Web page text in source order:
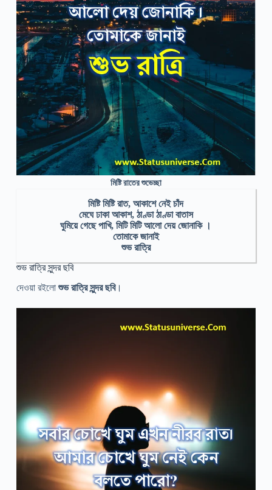
মিষ্টি রাতের শুভেচ্ছা
মিষ্টি মিষ্টি রাত, আকাশে নেই চাঁদ
মেঘে ঢাকা আকাশ, ঠাণ্ডা ঠাণ্ডা বাতাস
ঘুমিয়ে গেছে পাখি, মিটি মিটি আলো দেয় জোনাকি ।
তোমাকে জানাই
শুভ রাত্রি
শুভ রাত্রি সুন্দর ছবি
দেওয়া রইলোশুভ রাত্রি সুন্দর ছবি।